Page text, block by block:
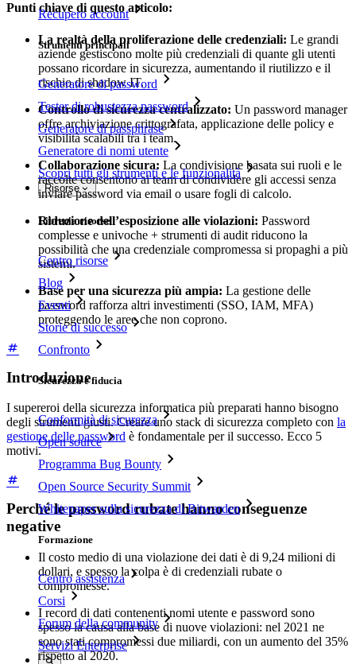
Recupero account
Strumenti principali
Generatore di password
Tester di robustezza password
Generatore di passphrase
Generatore di nomi utente
Scopri tutti gli strumenti e le funzionalità
Risorse
Libreria risorse
Centro risorse
Blog
Eventi
Storie di successo
Confronto
Sicurezza e fiducia
Conformità di sicurezza
Open source
Programma Bug Bounty
Open Source Security Summit
Whitepaper sulla sicurezza di Bitwarden
Formazione
Centro assistenza
Corsi
Forum della community
Servizi Enterprise
Punti chiave di questo articolo:
La realtà della proliferazione delle credenziali: Le grandi
aziende gestiscono molte più credenziali di quante gli utenti
possano ricordare in sicurezza, aumentando il riutilizzo e il
rischio di shadow IT.
Controllo di sicurezza centralizzato: Un password manager
offre archiviazione crittografata, applicazione delle policy e
visibilità scalabili tra i team.
Collaborazione sicura: La condivisione basata sui ruoli e le
raccolte consentono ai team di condividere gli accessi senza
inviare password via email o usare fogli di calcolo.
Riduzione dell’esposizione alle violazioni: Password
complesse e univoche + strumenti di audit riducono la
possibilità che una credenziale compromessa si propaghi a più
sistemi.
Base per una sicurezza più ampia: La gestione delle
password rafforza altri investimenti (SSO, IAM, MFA)
proteggendo le aree che non coprono.
Introduzione
I supereroi della sicurezza informatica più preparati hanno bisogno
degli strumenti giusti. Creare uno stack di sicurezza completo con la
gestione delle password è fondamentale per il successo. Ecco 5
motivi.
Perché le password rubate hanno conseguenze
negative
Il costo medio di una violazione dei dati è di 9,24 milioni di
dollari, e spesso la colpa è di credenziali rubate o
compromesse.
I record di dati contenenti nomi utente e password sono
spesso la causa alla base di nuove violazioni: nel 2021 ne
sono stati compromessi due miliardi, con un aumento del 35%
rispetto al 2020.